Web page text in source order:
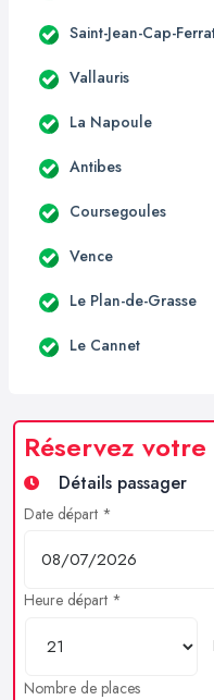
Saint-Jean-Cap-
Vallauris
La Napoule
Antibes
Coursegoules
Vence
Le Plan-de-Grasse
Le Cannet
Réservez
Détails passager
Date départ *
Heure départ *
Nombre de places